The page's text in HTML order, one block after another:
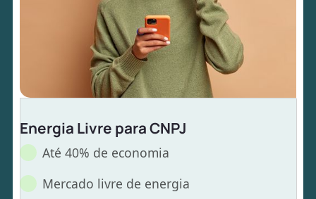
Energia Livre para CNPJ
Até 40% de economia
Mercado livre de energia